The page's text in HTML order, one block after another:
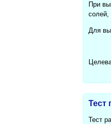
При
солей,
Для
Тест
Тест